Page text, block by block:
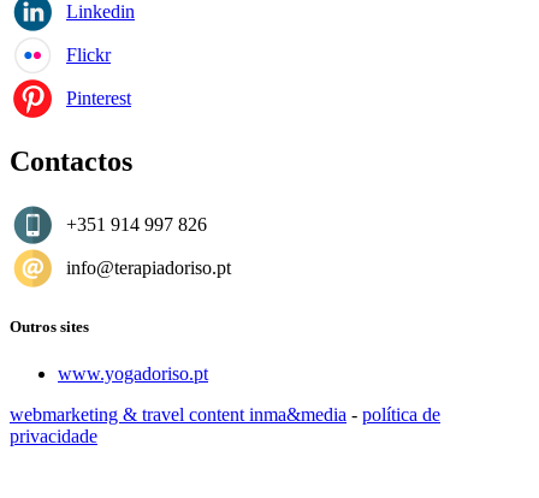
Linkedin
Flickr
Pinterest
Contactos
+351 914 997 826
info@terapiadoriso.pt
Outros sites
www.yogadoriso.pt
webmarketing & travel content inma&media - política de
privacidade